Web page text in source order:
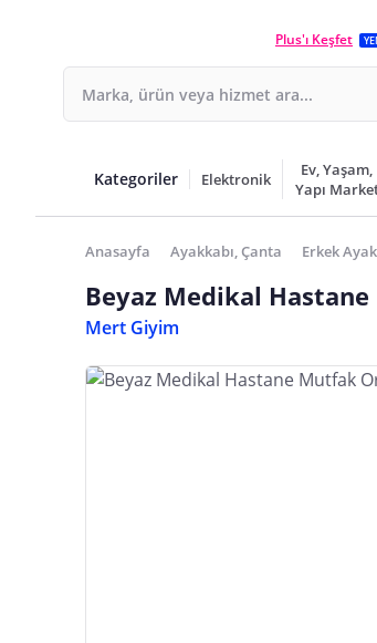
Plus'ı Keşfet
Kategoriler Elektronik
Ev, Yaşam,
Yapı
Anasayfa Ayakkabı, Çanta Erkek
Beyaz Medikal
Mert Giyim